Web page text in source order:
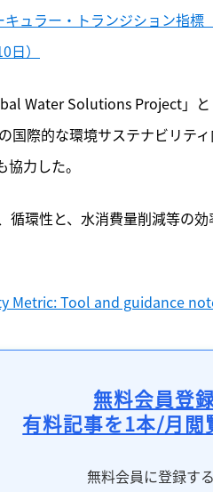
キュラー・トランジション指
）
Water Solutions Project」
国際的な環境サステナビリテ
力した。
環性と、水消費量削減等の
Metric: Tool and guidance
無料会員登
有料記事を1本/月閲
無料会員に登録する